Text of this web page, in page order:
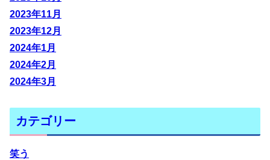
2023年11月
2023年12月
2024年1月
2024年2月
2024年3月
カテゴリー
笑う